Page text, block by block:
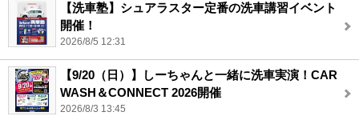
【洗車塾】シュアラスター定番の洗車講習イベント
開催！
2026/8/5 12:31
【9/20（日）】しーちゃんと一緒に洗車実演！CAR
WASH＆CONNECT 2026開催
2026/8/3 13:45